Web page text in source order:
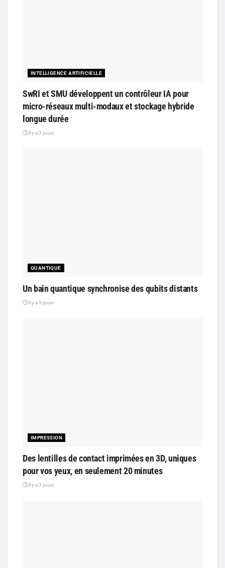
INTELLIGENCE ARTIFICIELLE
SwRI et SMU développent un contrôleur IA pour
micro-réseaux multi-modaux et stockage hybride
longue durée
il y a 3 jours
QUANTIQUE
Un bain quantique synchronise des qubits distants
il y a 3 jours
IMPRESSION
Des lentilles de contact imprimées en 3D, uniques
pour vos yeux, en seulement 20 minutes
il y a 3 jours